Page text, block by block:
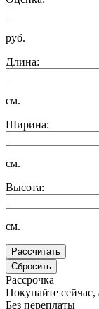
руб.
Длина:
см.
Ширина:
см.
Высота:
см.
Рассрочка
Покупайте
Без переплаты